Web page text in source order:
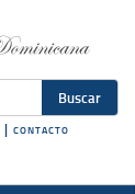
Buscar
CONTACTO